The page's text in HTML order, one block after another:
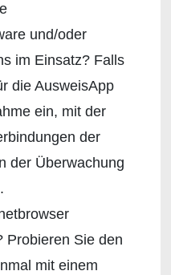
und/oder
im Einsatz? Falls
die AusweisApp
ein, mit der
der
der Überwachung
Probieren Sie den
mit einem